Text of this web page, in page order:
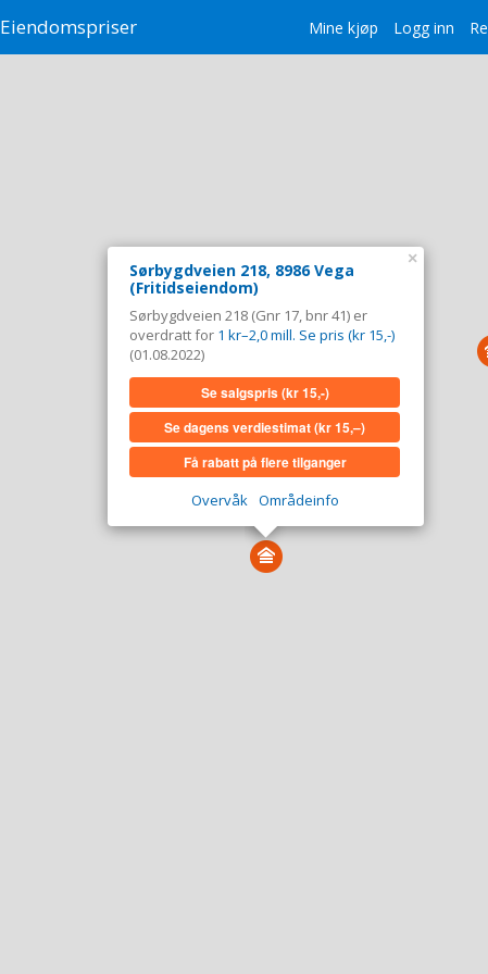
Mine kjøp Logg inn
Eiendomspriser
Sørbygdveien 218, 8986 Vega
(Fritidseiendom)
Sørbygdveien 218 (Gnr 17, bnr 41) er
overdratt for 1 kr–2,0 mill. Se pris (kr 15,-)
(01.08.2022)
Se salgspris(kr 15,-)
Se dagens verdiestimat(kr 15,–)
Få rabatt på flere tilganger
Overvåk Områdeinfo
×